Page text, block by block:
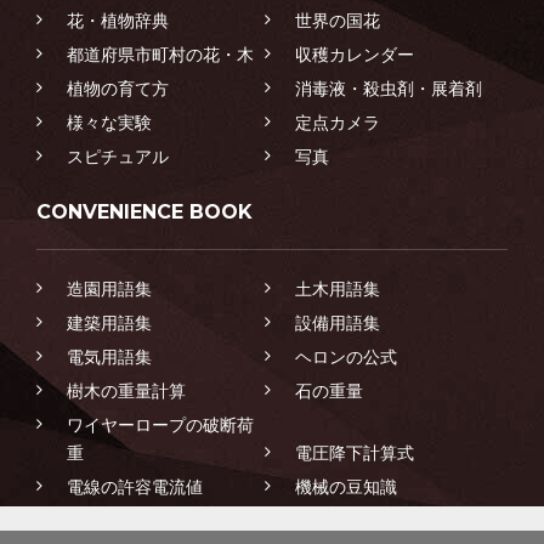
花・植物辞典
世界の国花
都道府県市町村の花・木
収穫カレンダー
植物の育て方
消毒液・殺虫剤・展着剤
様々な実験
定点カメラ
スピチュアル
写真
CONVENIENCE BOOK
造園用語集
土木用語集
建築用語集
設備用語集
電気用語集
ヘロンの公式
樹木の重量計算
石の重量
ワイヤーロープの破断荷
重
電圧降下計算式
電線の許容電流値
機械の豆知識